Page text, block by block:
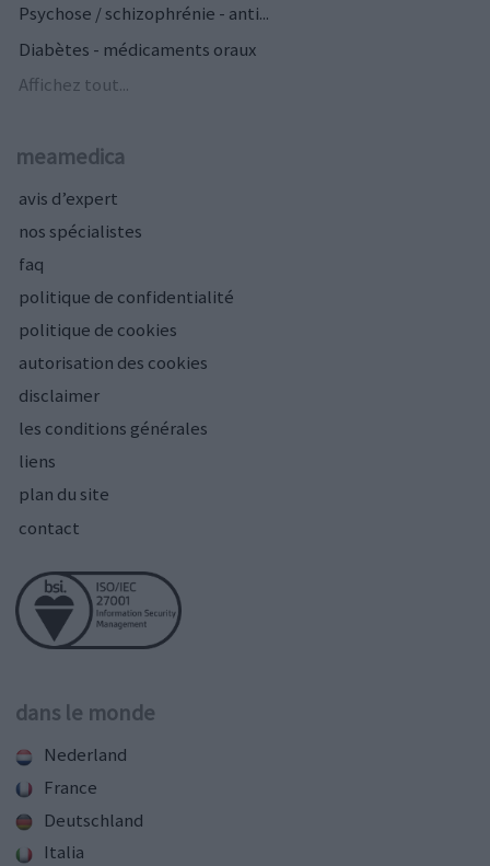
Psychose / schizophrénie - anti...
Diabètes - médicaments oraux
Affichez tout...
meamedica
avis d’expert
nos spécialistes
faq
politique de confidentialité
politique de cookies
autorisation des cookies
disclaimer
les conditions générales
liens
plan du site
contact
dans le monde
Nederland
France
Deutschland
Italia